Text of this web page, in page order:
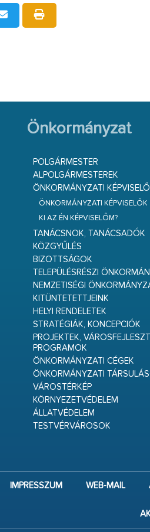
Önkormányzat
POLGÁRMESTER
ALPOLGÁRMESTEREK
ÖNKORMÁNYZATI
ÖNKORMÁNYZATI KÉPVISELŐK
KI AZ ÉN KÉPVISELŐM?
TANÁCSNOK, TANÁCSADÓK
KÖZGYŰLÉS
BIZOTTSÁGOK
TELEPÜLÉSRÉSZI
NEMZETISÉGI
KITÜNTETETTJEINK
HELYI RENDELETEK
STRATÉGIÁK, KONCEPCIÓK
PROJEKTEK,
PROGRAMOK
ÖNKORMÁNYZATI CÉGEK
ÖNKORMÁNYZATI
VÁROSTÉRKÉP
KÖRNYEZETVÉDELEM
ÁLLATVÉDELEM
TESTVÉRVÁROSOK
IMPRESSZUM WEB-MAIL